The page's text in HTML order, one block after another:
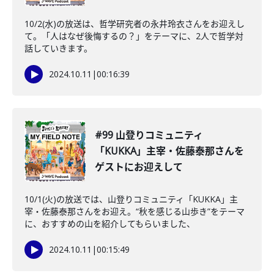
10/2(水)の放送は、哲学研究者の永井玲衣さんをお迎えし
て。「人はなぜ後悔するの？」をテーマに、2人で哲学対
話していきます。
2024.10.11 |00:16:39
#99 山登りコミュニティ
「KUKKA」主宰・佐藤泰那さんを
ゲストにお迎えして
10/1(火)の放送では、山登りコミュニティ「KUKKA」主
宰・佐藤泰那さんをお迎え。“秋を感じる山歩き”をテーマ
に、おすすめの山を紹介してもらいました、
2024.10.11 |00:15:49